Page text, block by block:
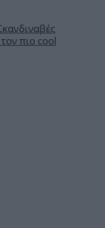
πιο cool